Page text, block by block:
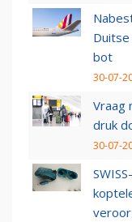
bot
30-07-
Vraag
druk
30-07-